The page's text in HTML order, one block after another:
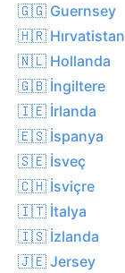
🇬🇬 Guernsey
🇭🇷 Hırvatistan
🇳🇱 Hollanda
🇬🇧 İngiltere
🇮🇪 İrlanda
🇪🇸 İspanya
🇸🇪 İsveç
🇨🇭 İsviçre
🇮🇹 İtalya
🇮🇸 İzlanda
🇯🇪 Jersey